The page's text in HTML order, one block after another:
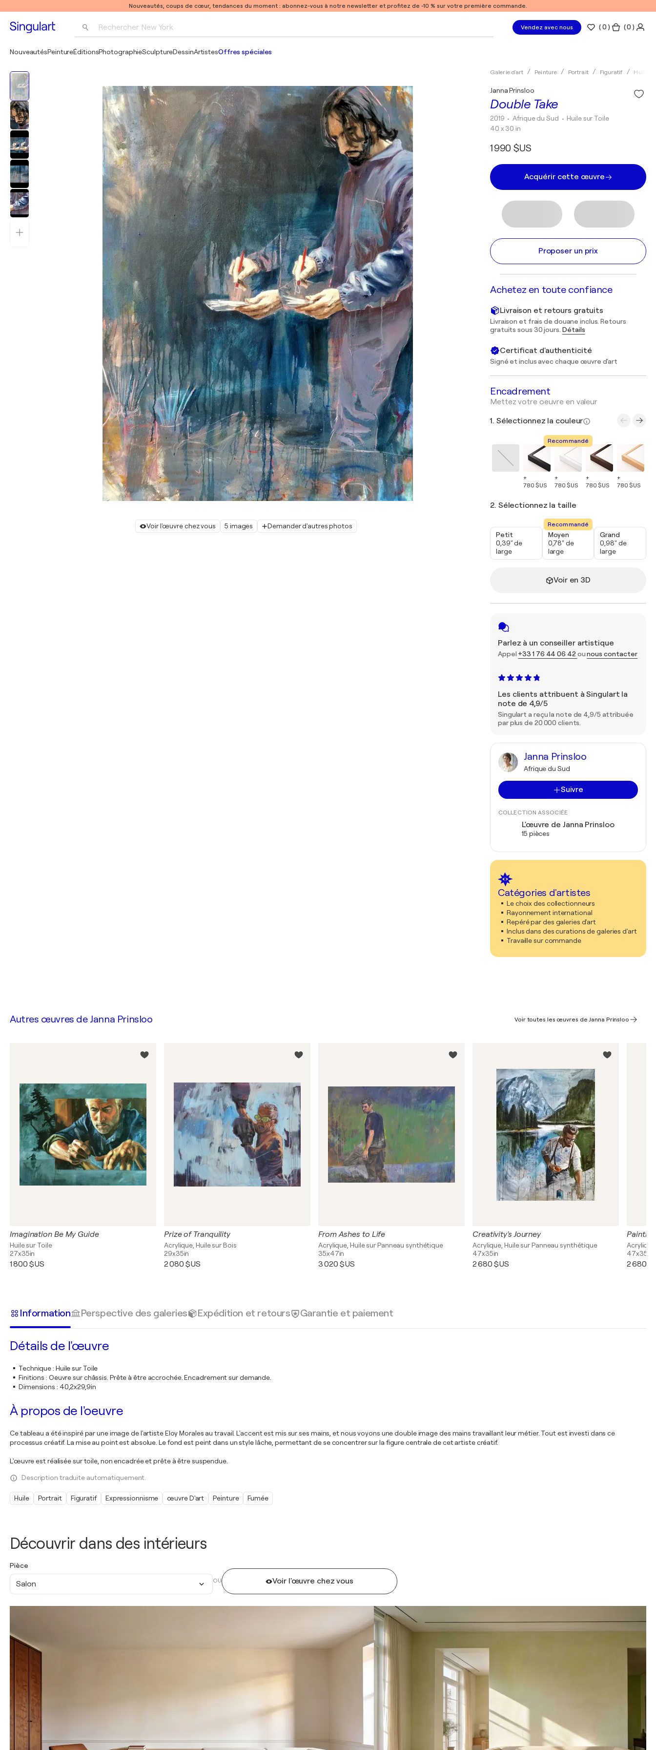
Nouveautés, coups de cœur, tendances du moment : abonnez-vous à notre newsletter et profitez de -10 % sur votre première commande.
Rechercher New York
Pablo Picasso
Vendez avec nous (0 ) ( 0 )
NouveautésPeintureÉditionsPhotographieSculptureDessinArtistesOffres spéciales
Voir l'œuvre chez vous 5 images Demander d'autres photos
Galerie d'art Peinture Portrait Figuratif Huile
Double Take
Janna Prinsloo
2019 • Afrique du Sud • Huile sur Toile
40 x 30 in
1 990 $US
Acquérir cette œuvre
Proposer un prix
Achetez en toute confiance
Livraison et retours gratuits
Livraison et frais de douane inclus. Retours
gratuits sous 30 jours. Détails
Certificat d'authenticité
Signé et inclus avec chaque œuvre d'art
Encadrement
Mettez votre oeuvre en valeur
1. Sélectionnez la couleur
+
780 $US
Recommandé
+
780 $US
+
780 $US
+
780 $US
2. Sélectionnez la taille
Petit
0,39" de
large
Recommandé
Moyen
0,78" de
large
Grand
0,98" de
large
Voir en 3D
Parlez à un conseiller artistique
Appel +33 1 76 44 06 42 ounous contacter
Les clients attribuent à Singulart la
note de 4,9/5
Singulart a reçu la note de 4,9/5 attribuée
par plus de 20 000 clients.
Janna Prinsloo
Afrique du Sud
Suivre
COLLECTION ASSOCIÉE
L'œuvre de Janna Prinsloo
15 pièces
Catégories d'artistes
Le choix des collectionneurs
Rayonnement international
Repéré par des galeries d'art
Inclus dans des curations de galeries d'art
Travaille sur commande
Découvrir dans des intérieurs
Pièce
Salon OU Voir l'œuvre chez vous
Autres œuvres de Janna Prinsloo Voir toutes les œuvres de Janna Prinsloo
Imagination Be My Guide
Huile sur Toile
27x35in
1 800 $US
Prize of Tranquility
Acrylique, Huile sur Bois
29x35in
2 080 $US
From Ashes to Life
Acrylique, Huile sur Panneau synthétique
35x47in
3 020 $US
Creativity's Journey
Acrylique, Huile sur Panneau synthétique
47x35in
2 680 $US
47x35in
2 680
Information Perspective des galeries Expédition et retours Garantie et paiement
Détails de l'œuvre
Technique: Huile sur Toile
Finitions : Oeuvre sur châssis. Prête à être accrochée. Encadrement sur demande.
Dimensions : 40,2x29,9in
À propos de l'oeuvre
Ce tableau a été inspiré par une image de l'artiste Eloy Morales au travail. L'accent est mis sur ses mains, et nous voyons une double image des mains travaillant leur métier. Tout est investi dans ce
processus créatif. La mise au point est absolue. Le fond est peint dans un style lâche, permettant de se concentrer sur la figure centrale de cet artiste créatif.
L'œuvre est réalisée sur toile, non encadrée et prête à être suspendue.
Description traduite automatiquement.
Huile Portrait Figuratif Expressionnisme œuvre D'art Peinture Fumée